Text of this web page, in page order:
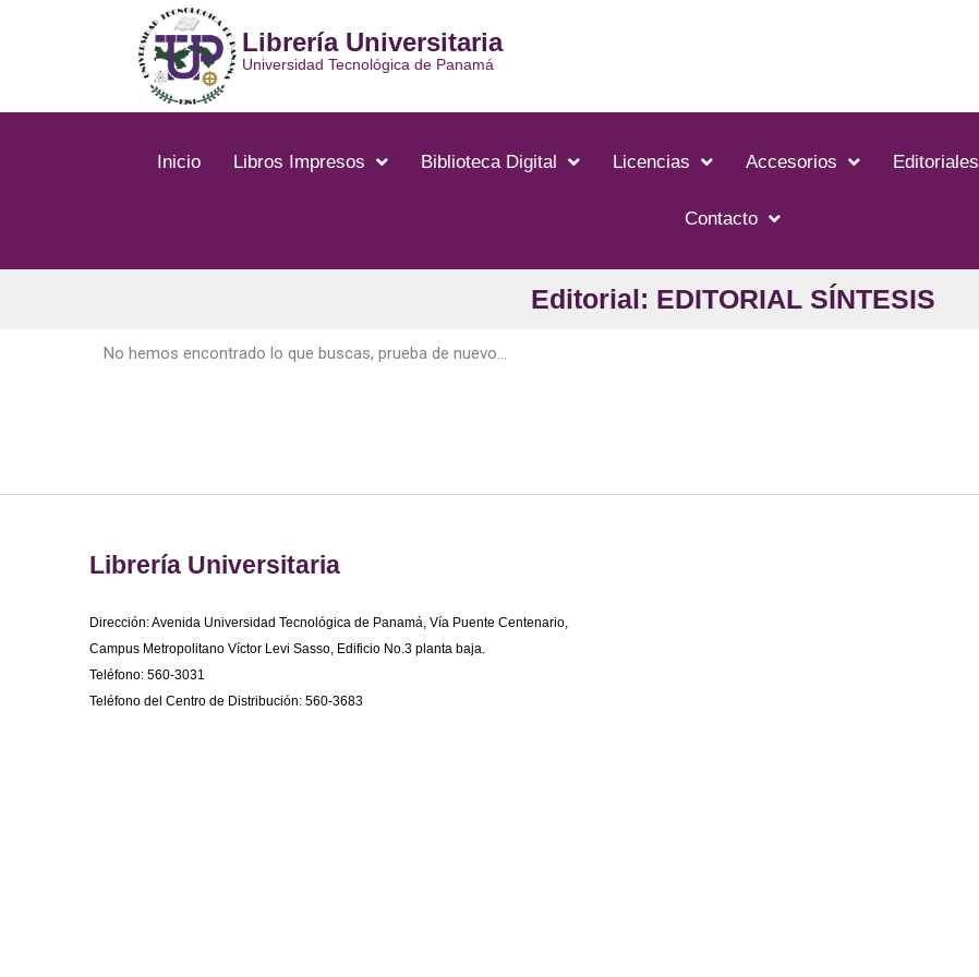
Librería Universitaria
Universidad Tecnológica de Panamá
Inicio Libros Impresos Biblioteca Digital Licencias Accesorios Editoriales
Contacto
Editorial: EDITORIAL SÍNTESIS
No hemos encontrado lo que buscas, prueba de nuevo...
Librería Universitaria
Dirección: Avenida Universidad Tecnológica de Panamá, Vía Puente Centenario,
Campus Metropolitano Víctor Levi Sasso, Edificio No.3 planta baja.
Teléfono: 560-3031
Teléfono del Centro de Distribución: 560-3683